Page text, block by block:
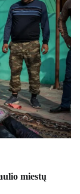
miestų